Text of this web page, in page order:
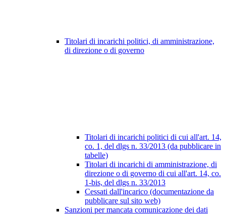
Titolari di incarichi politici, di amministrazione,
di direzione o di governo
Titolari di incarichi politici di cui all'art. 14,
co. 1, del dlgs n. 33/2013 (da pubblicare in
tabelle)
Titolari di incarichi di amministrazione, di
direzione o di governo di cui all'art. 14, co.
1-bis, del dlgs n. 33/2013
Cessati dall'incarico (documentazione da
pubblicare sul sito web)
Sanzioni per mancata comunicazione dei dati